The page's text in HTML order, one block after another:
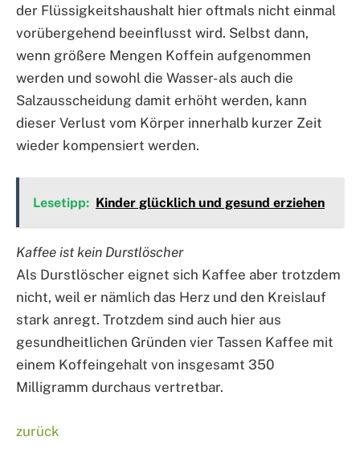
der Flüssigkeitshaushalt hier oftmals nicht einmal
vorübergehend beeinflusst wird. Selbst dann,
wenn größere Mengen Koffein aufgenommen
werden und sowohl die Wasser- als auch die
Salzausscheidung damit erhöht werden, kann
dieser Verlust vom Körper innerhalb kurzer Zeit
wieder kompensiert werden.
Lesetipp: Kinder glücklich und gesund erziehen
Kaffee ist kein Durstlöscher
Als Durstlöscher eignet sich Kaffee aber trotzdem
nicht, weil er nämlich das Herz und den Kreislauf
stark anregt. Trotzdem sind auch hier aus
gesundheitlichen Gründen vier Tassen Kaffee mit
einem Koffeingehalt von insgesamt 350
Milligramm durchaus vertretbar.
zurück